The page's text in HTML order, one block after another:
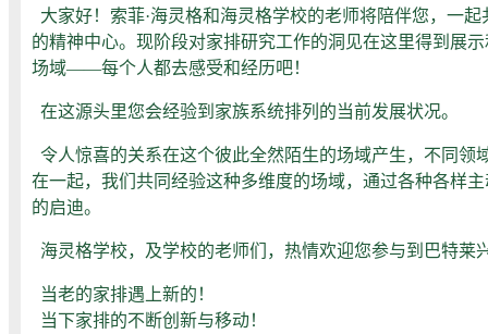
大家好！索菲·海灵格和海灵格学校的老师将陪伴您，一
的精神中心。现阶段对家排研究工作的洞见在这里得到展
场域——每个人都去感受和经历吧！
在这源头里您会经验到家族系统排列的当前发展状况。
令人惊喜的关系在这个彼此全然陌生的场域产生，不同
在一起，我们共同经验这种多维度的场域，通过各种各样
的启迪。
海灵格学校，及学校的老师们，热情欢迎您参与到巴特莱
当老的家排遇上新的！
当下家排的不断创新与移动！